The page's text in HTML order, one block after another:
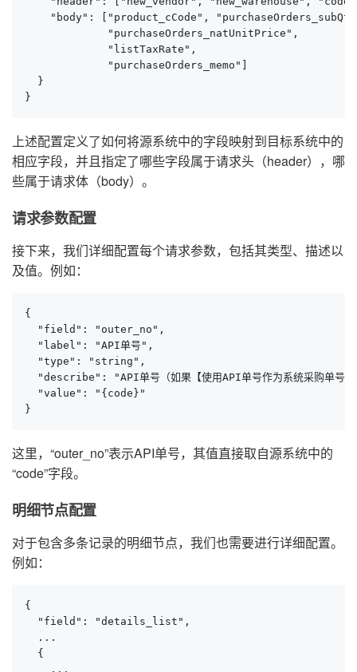
"body": ["product_cCode",
             "purchaseOrders_natUnitPrice",
             "listTaxRate",
             "purchaseOrders_memo"]
  }
}
上述配置定义了如何将源系统中的字段映射到目标系统中的
相应字段，并且指定了哪些字段属于请求头（header），哪
些属于请求体（body）。
请求参数配置
接下来，我们详细配置每个请求参数，包括其类型、描述以
及值。例如：
{
  "field": "outer_no",
  "label": "API单号",
  "type": "string",
"describe": "API单号（如果【使用API单号作为系统采购单号】
  "value": "{code}"
}
这里，“outer_no”表示API单号，其值直接取自源系统中的
“code”字段。
明细节点配置
对于包含多条记录的明细节点，我们也需要进行详细配置。
例如：
{
  "field": "details_list",
  ...
  {
    ...